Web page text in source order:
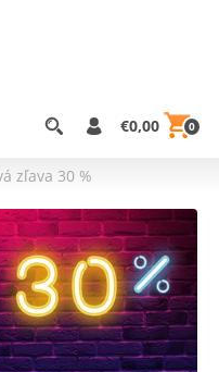
€0,00 0
zľava 30 %